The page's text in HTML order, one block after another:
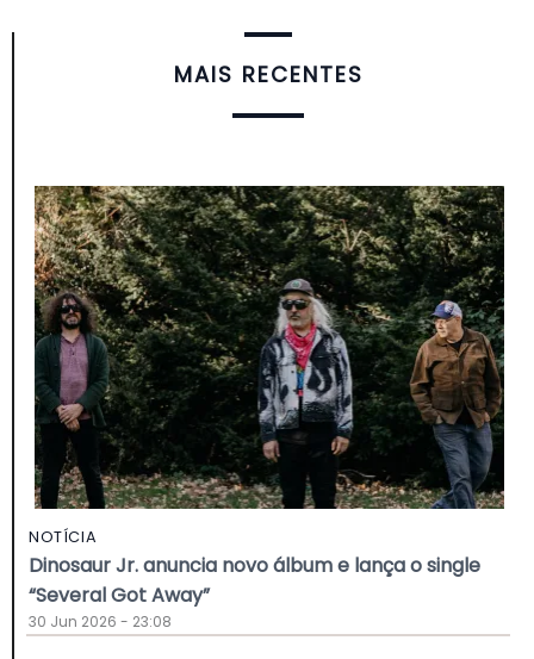
MAIS RECENTES
NOTÍCIA
Dinosaur Jr. anuncia novo álbum e lança o single
“Several Got Away”
30 Jun 2026 - 23:08